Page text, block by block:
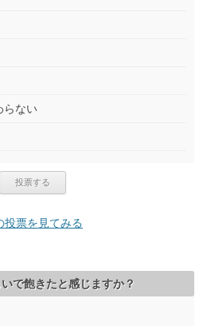
らない
投票を見てみる
で飽きたと感じますか？